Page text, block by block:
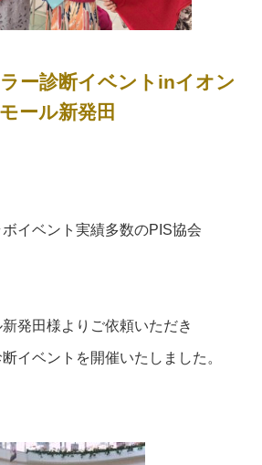
ー診断イベントinイオン
モール新発田
イベント実績多数のPIS協会
発田様よりご依頼いただき
イベントを開催いたしました。